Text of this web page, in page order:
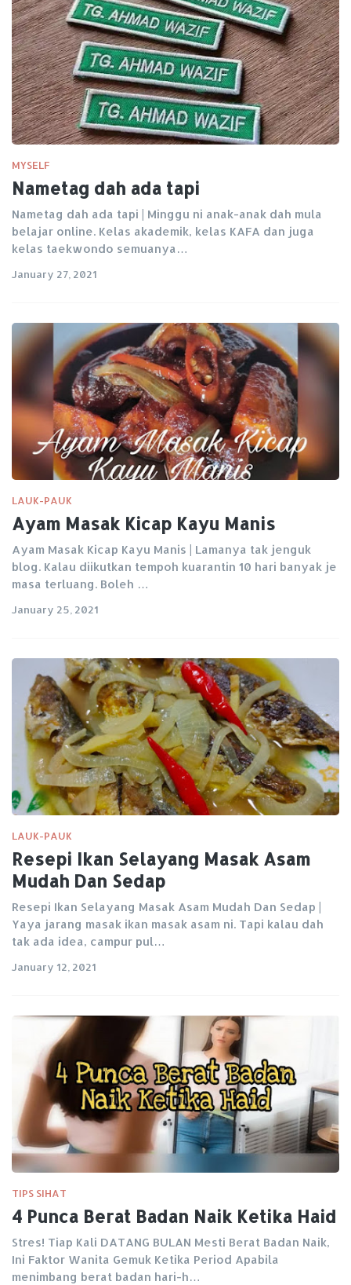
MYSELF
Nametag dah ada tapi
Nametag dah ada tapi | Minggu ni anak-anak dah mula
belajar online. Kelas akademik, kelas KAFA dan juga
kelas taekwondo semuanya…
January 27, 2021
LAUK-PAUK
Ayam Masak Kicap Kayu Manis
Ayam Masak Kicap Kayu Manis | Lamanya tak jenguk
blog. Kalau diikutkan tempoh kuarantin 10 hari banyak je
masa terluang. Boleh …
January 25, 2021
LAUK-PAUK
Resepi Ikan Selayang Masak Asam
Mudah Dan Sedap
Resepi Ikan Selayang Masak Asam Mudah Dan Sedap |
Yaya jarang masak ikan masak asam ni. Tapi kalau dah
tak ada idea, campur pul…
January 12, 2021
TIPS SIHAT
4 Punca Berat Badan Naik Ketika Haid
Stres! Tiap Kali DATANG BULAN Mesti Berat Badan Naik,
Ini Faktor Wanita Gemuk Ketika Period Apabila
menimbang berat badan hari-h…